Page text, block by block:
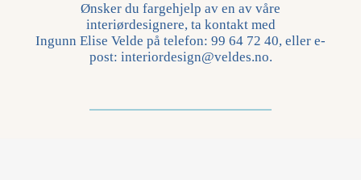
Ønsker du fargehjelp av en av våre
interiørdesignere, ta kontakt med
Ingunn Elise Velde på telefon: 99 64 72 40, eller e-
post: interiordesign@veldes.no.